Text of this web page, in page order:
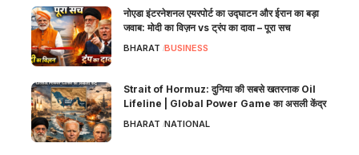
नोएडा इंटरनेशनल एयरपोर्ट का उद्घाटन और ईरान का बड़ा
जवाब: मोदी का विज़न vs ट्रंप का दावा – पूरा सच
BHARAT BUSINESS
Strait of Hormuz: दुनिया की सबसे खतरनाक Oil
Lifeline | Global Power Game का असली केंद्र
BHARAT NATIONAL